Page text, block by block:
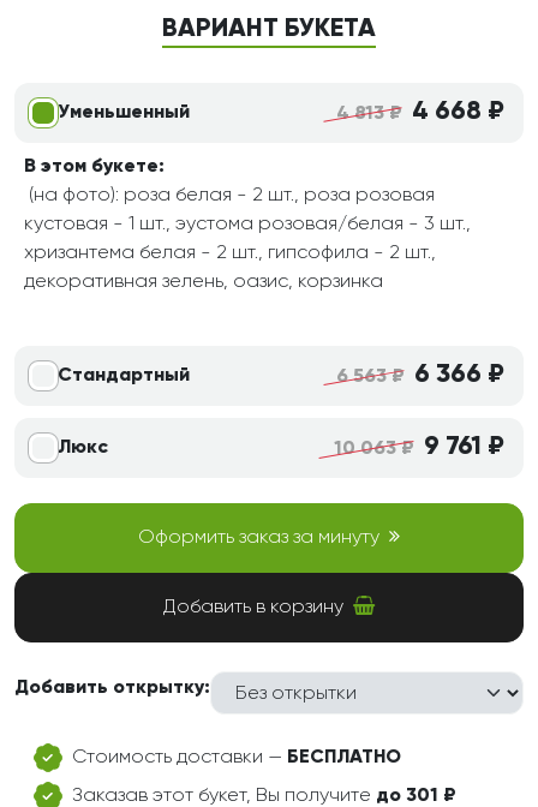
ВАРИАНТ БУКЕТА
Уменьшенный 4 813 ₽ 4 668 ₽
В этом букете:
(на фото): роза белая - 2 шт., роза розовая
кустовая - 1 шт., эустома розовая/белая - 3 шт.,
хризантема белая - 2 шт., гипсофила - 2 шт.,
декоративная зелень, оазис, корзинка
Стандартный 6 563 ₽ 6 366 ₽
Люкс 10 063 ₽ 9 761 ₽
Оформить заказ за минуту
Добавить в корзину
Добавить открытку:
Стоимость доставки — БЕСПЛАТНО
Заказав этот букет, Вы получите до 301 ₽